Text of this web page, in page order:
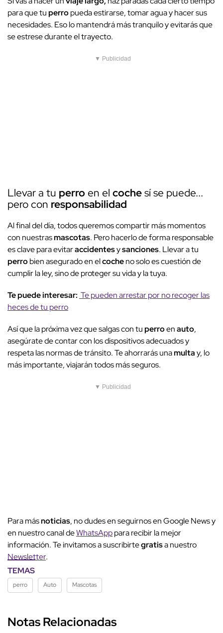
para que tuperropueda estirarse, tomar agua y hacer sus
necesidades. Eso lo mantendrá más tranquilo y evitarás que
se estrese durante el trayecto.
▼ Publicidad
Llevar a tu perro en el cochesí se puede...
pero con responsabilidad
Al final del día, todos queremos compartir más momentos
con nuestrasmascotas. Pero hacerlo de forma responsable
es clave para evitaraccidentesysanciones. Llevar a tu
perrobien asegurado en elcocheno solo es cuestión de
cumplir la ley, sino de proteger su vida y la tuya.
Te puede interesar: Te pueden arrestar por no recoger las
heces de tu perro
Así que la próxima vez que salgas con tuperroenauto,
asegúrate de contar con los dispositivos adecuados y
respeta las normas de tránsito. Te ahorrarás unamultay, lo
más importante, viajarán todos más seguros.
▼ Publicidad
Para másnoticias, no dudes en seguirnos en Google News y
en nuestro canal deWhatsApppara recibir la mejor
información. Te invitamos a suscribirtegratisa nuestro
Newsletter.
TEMAS
perro Auto Mascotas
Notas Relacionadas